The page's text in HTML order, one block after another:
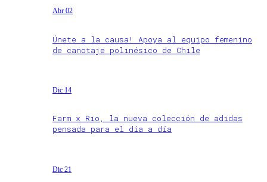
Abr 02
Únete a la causa! Apoya al equipo femenino
de canotaje polinésico de Chile
Dic 14
Farm x Rio, la nueva colección de adidas
pensada para el día a día
Dic 21